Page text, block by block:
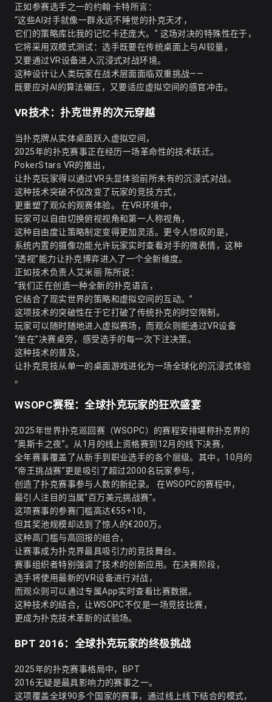
正如参赛选手之一的约翰·卡特所言：
“这些AI对手就像一群永远不睡觉的扑克天才，
它们的策略库比我的记忆卡还庞大。” 这场对决的特殊性在于，
它将采用双模式测试：选手既要在传统桌面上与AI较量，
又要通过VR设备进入沉浸式对战环境。
这种设计让人类玩家在战术层面面临双重挑战——
既要应对AI的算法碾压，又要适应虚拟空间的感官冲击。
VR技术：扑克世界的次元穿越
当扑克牌从实体桌面跃入虚拟空间，
2025年的扑克赛事正在经历一场革命性的技术跃迁。
PokerStars VR的推出，
让扑克玩家得以通过VR头显体验前所未有的沉浸式对战。
这种技术突破不仅改变了玩家的竞技方式，
更重塑了观众的观赛体验。 在VR环境中，
玩家可以自由切换俯视视角和第一人称视角，
这种自由度让策略制定变得更加灵活。更令人惊叹的是，
系统内置的摄像功能允许玩家实时查看对手的微表情，这种
“透视”能力让扑克博弈进入了一个全新维度。
正如技术负责人艾米丽·陈所说：
“我们正在创造一种全新的扑克语言，
它结合了现实世界的策略和虚拟空间的互动。”
这项技术的突破性在于它打破了传统扑克的时空限制。
玩家可以随时随地进入虚拟赛场，而观众则能通过VR设备
“坐在”决赛桌旁，感受选手的每一次下注决策。
这种技术的普及，
让扑克竞技从单一的桌面游戏进化为一场全球化的沉浸式体验
。
WSOPC赛程：全球扑克玩家的狂欢盛宴
2025年世界扑克巡回赛（WSOPC）的赛程安排堪称扑克界的
“奥斯卡之夜”。从1月的线上资格赛到12月的线下决赛，
全年赛事覆盖了从新手到职业选手的各个层级。其中，10月的
“帝王挑战赛”更是吸引了超过2000名玩家参与，
创造了扑克赛事参与人数的新纪录。 在WSOPC的赛程中，
最引人注目的当属“百万美元挑战赛”。
这项赛事的参赛门槛高达€55+10，
但其奖池规模却达到了惊人的€200万。
这种高门槛与高回报的组合，
让赛事成为扑克界最具吸引力的竞技舞台。
赛事组织者特别强调了技术的创新应用。在决赛阶段，
选手将使用最新的VR设备进行对战，
而观众则可以通过专属App实时查看比赛数据。
这种技术的结合，让WSOPC不仅是一场竞技比赛，
更成为扑克技术革新的试验场。
BPT 2016：全球扑克玩家的终极挑战
2025年的扑克赛事格局中，BPT
2016无疑是最具影响力的赛事之一。
这项覆盖全球90多个国家的赛事，通过线上线下结合的模式，